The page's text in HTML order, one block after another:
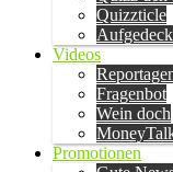
Quizzticle
Videos
Fragenbot
Wein doch
Promotionen